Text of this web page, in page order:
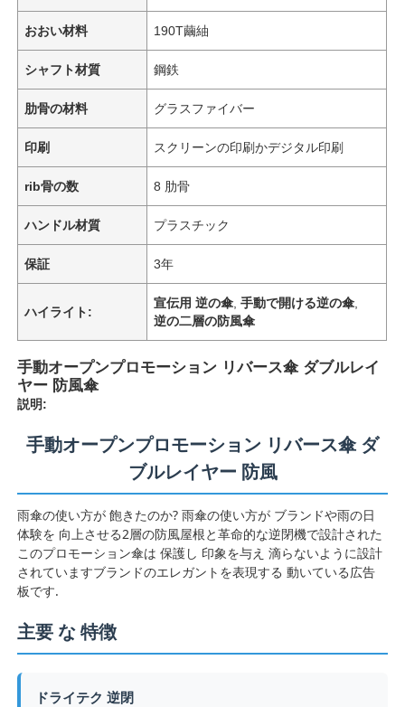
ホーム
おおい材料 190T繭紬
シャフト材質 鋼鉄
肋骨の材料 グラスファイバー
印刷 スクリーンの印刷かデジタル印刷
rib骨の数 8 肋骨
ハンドル材質 プラスチック
保証 3年
ハイライト:
宣伝用 逆の傘 ,手動で開ける逆の傘
逆の二層の防風傘
手動オープンプロモーション リバース傘 ダブルレイ
ヤー 防風傘
説明:
手動オープンプロモーション リバース傘 ダ
ブルレイヤー 防風
雨傘の使い方が 飽きたのか? 雨傘の使い方が ブランドや雨の日
体験を 向上させる2層の防風屋根と革命的な逆閉機で設計された
このプロモーション傘は 保護し 印象を与え 滴らないように設計
されていますブランドのエレガントを表現する 動いている広告
板です.
主要 な 特徴
ドライテク 逆閉